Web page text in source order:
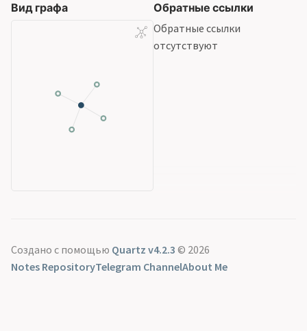
Вид графа
Обратные ссылки
Обратные ссылки
отсутствуют
Создано с помощью Quartz v4.2.3 © 2026
Notes RepositoryTelegram ChannelAbout Me